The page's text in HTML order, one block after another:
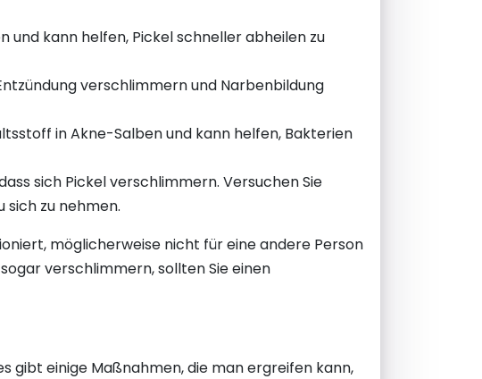
kann helfen, Pickel schneller abheilen zu
verschlimmern und Narbenbildung
in Akne-Salben und kann helfen, Bakterien
sich Pickel verschlimmern. Versuchen Sie
zu nehmen.
möglicherweise nicht für eine andere Person
verschlimmern, sollten Sie einen
gibt einige Maßnahmen, die man ergreifen kann,